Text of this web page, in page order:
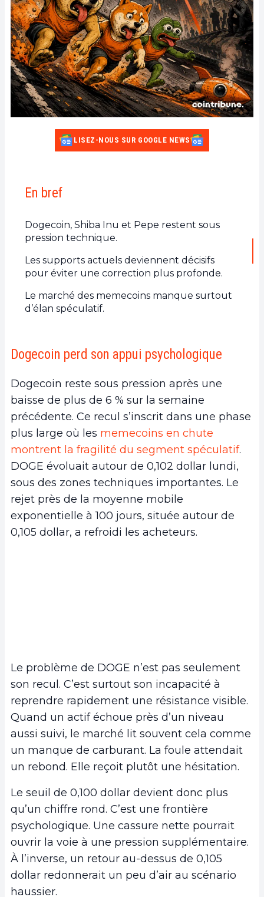
LISEZ-NOUS SUR GOOGLE NEWS
En bref
Dogecoin, Shiba Inu et Pepe restent sous
pression technique.
Les supports actuels deviennent décisifs
pour éviter une correction plus profonde.
Le marché des memecoins manque surtout
d’élan spéculatif.
Dogecoin perd son appui psychologique
Dogecoin reste sous pression après une
baisse de plus de 6 % sur la semaine
précédente. Ce recul s’inscrit dans une phase
plus large où les memecoins en chute
montrent la fragilité du segment spéculatif.
DOGE évoluait autour de 0,102 dollar lundi,
sous des zones techniques importantes. Le
rejet près de la moyenne mobile
exponentielle à 100 jours, située autour de
0,105 dollar, a refroidi les acheteurs.
Le problème de DOGE n’est pas seulement
son recul. C’est surtout son incapacité à
reprendre rapidement une résistance visible.
Quand un actif échoue près d’un niveau
aussi suivi, le marché lit souvent cela comme
un manque de carburant. La foule attendait
un rebond. Elle reçoit plutôt une hésitation.
Le seuil de 0,100 dollar devient donc plus
qu’un chiffre rond. C’est une frontière
psychologique. Une cassure nette pourrait
ouvrir la voie à une pression supplémentaire.
À l’inverse, un retour au-dessus de 0,105
dollar redonnerait un peu d’air au scénario
haussier.